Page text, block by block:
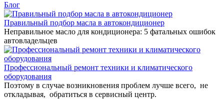
Блог
Правильный подбор масла в автокондиционер
Неправильное масло для кондиционера: 5 фатальных ошибок
автовладельцев
Профессиональный ремонт техники и климатического
оборудования
Поэтому в случае возникновения проблем лучше всего, не
откладывая, обратиться в сервисный центр.